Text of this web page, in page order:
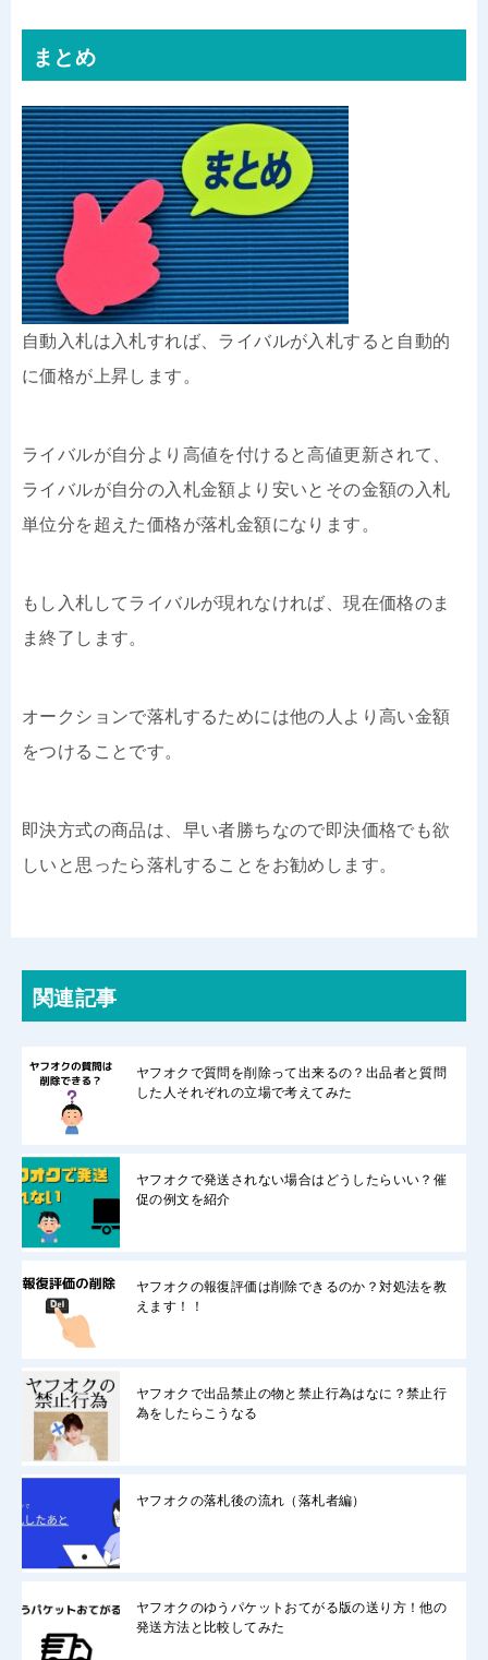
まとめ
自動入札は入札すれば、ライバルが入札すると自動的
に価格が上昇します。
ライバルが自分より高値を付けると高値更新されて、
ライバルが自分の入札金額より安いとその金額の入札
単位分を超えた価格が落札金額になります。
もし入札してライバルが現れなければ、現在価格のま
ま終了します。
オークションで落札するためには他の人より高い金額
をつけることです。
即決方式の商品は、早い者勝ちなので即決価格でも欲
しいと思ったら落札することをお勧めします。
関連記事
ヤフオクで質問を削除って出来るの？出品者と質問
した人それぞれの立場で考えてみた
ヤフオクで発送されない場合はどうしたらいい？催
促の例文を紹介
ヤフオクの報復評価は削除できるのか？対処法を教
えます！！
ヤフオクで出品禁止の物と禁止行為はなに？禁止行
為をしたらこうなる
ヤフオクの落札後の流れ（落札者編）
ヤフオクのゆうパケットおてがる版の送り方！他の
発送方法と比較してみた